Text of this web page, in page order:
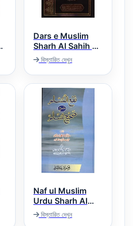
Dars e Muslim
Sharh Al Sahih al
Muslim درس
مسلم اردو
বিস্তারিত দেখুন
Naf ul Muslim
Urdu Sharh Al
Sahih al Muslim
نفع المسلم اردو
বিস্তারিত দেখুন